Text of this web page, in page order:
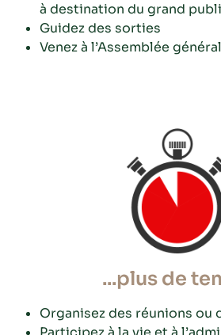
à destination du grand
Guidez des sorties
Venez à l’Assemblée
...plus de
Organisez des réunions ou